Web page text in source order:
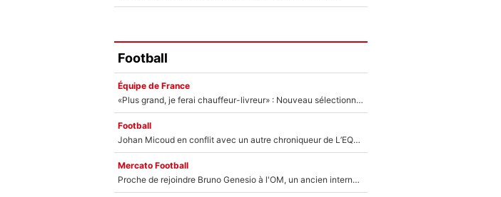
Football
Équipe de France
«Plus grand, je ferai chauffeur-livreur» : Nouveau sélectionneur des Bleus, Zinédine Zidane s’était imaginé un avenir très différent lorsqu'il était enfant
Football
Johan Micoud en conflit avec un autre chroniqueur de L’EQUIPE du Soir : «Pendant un moment, je ne les ai pas remis ensemble dans l'émission»
Mercato Football
Proche de rejoindre Bruno Genesio à l'OM, un ancien international français va finalement débarquer... sur RMC !